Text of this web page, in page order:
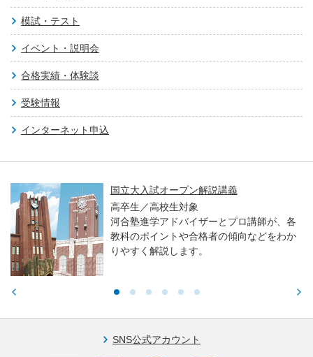
模試・テスト
イベント・説明会
合格実績・体験談
受験情報
インターネット申込
国立大入試オープン解説講義
高卒生／高校生対象
河合塾進学アドバイザーとプロ講師が、各
教科のポイントや合格者の傾向などをわか
りやすく解説します。
SNS公式アカウント